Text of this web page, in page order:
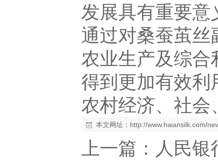
发展具有重要意
通过对桑蚕茧丝
农业生产及综合
得到更加有效利
农村经济、社会
本文网址： http://www.haiansilk.com/
上一篇： 人民